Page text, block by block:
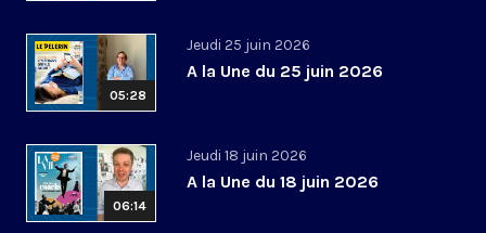
05:28
Jeudi 25 juin 2026
A la Une du 25 juin 2026
06:14
Jeudi 18 juin 2026
A la Une du 18 juin 2026